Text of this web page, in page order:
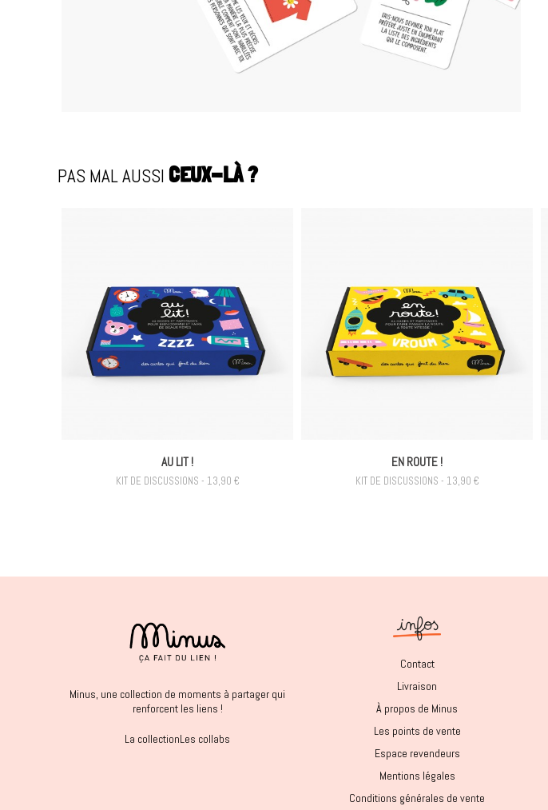
PAS MAL AUSSI CEUX-LÀ ?
AU LIT !
KIT DE DISCUSSIONS - 13,90 €
EN ROUTE !
KIT DE DISCUSSIONS - 13,90 €
Minus, une collection de moments à partager qui
renforcent les liens !
La collectionLes collabs
Contact
Livraison
À propos de Minus
Les points de vente
Espace revendeurs
Mentions légales
Conditions générales de vente